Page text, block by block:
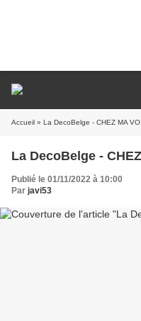
Accueil » La DecoBelge - CHEZ MA
La DecoBelge -
Publié le 01/11/2022 à 10:00
Par javi53